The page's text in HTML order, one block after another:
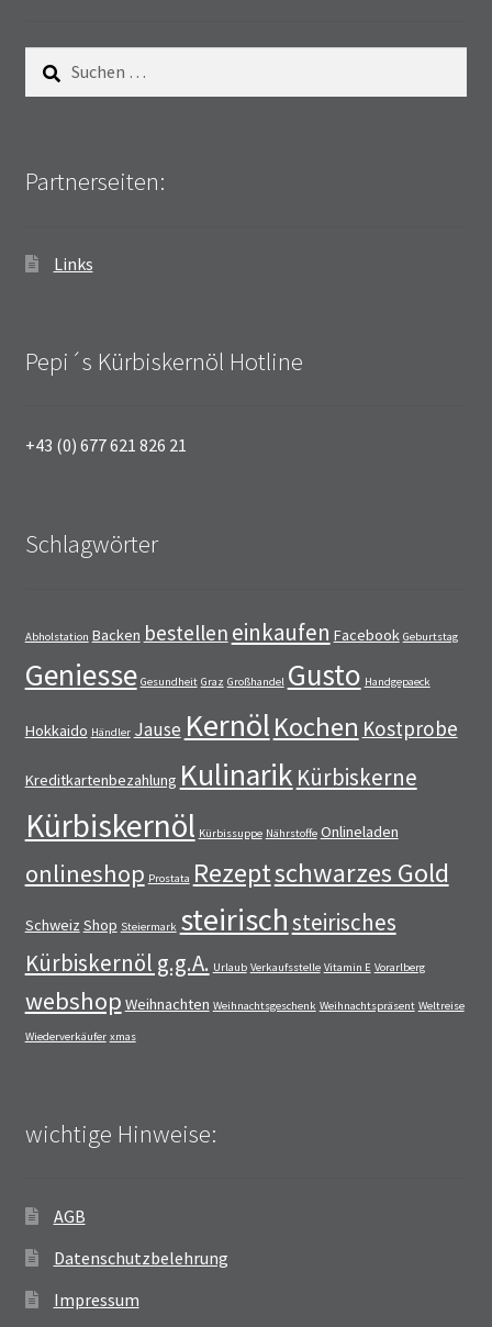
nach:
Partnerseiten:
Links
Pepi´s Kürbiskernöl Hotline
+43 (0) 677 621 826 21
Schlagwörter
Abholstation Backen bestellen einkaufen Facebook Geburtstag
Geniesse Gesundheit Graz Großhandel Gusto Handgepaeck
Hokkaido Händler Jause KernölKochen Kostprobe
Kreditkartenbezahlung Kulinarik Kürbiskerne
Kürbiskernöl Kürbissuppe Nährstoffe Onlineladen
onlineshop Prostata Rezeptschwarzes Gold
Schweiz Shop Steiermark steirischsteirisches
Kürbiskernöl g.g.A. Urlaub Verkaufsstelle Vitamin E Vorarlberg
webshop Weihnachten Weihnachtsgeschenk Weihnachtspräsent Weltreise
Wiederverkäufer xmas
wichtige Hinweise:
AGB
Datenschutzbelehrung
Impressum